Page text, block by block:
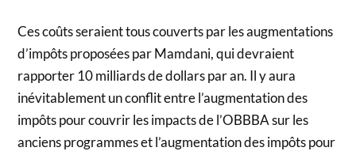
Ces coûts seraient tous couverts par les augmentations
d’impôts proposées par Mamdani, qui devraient
rapporter 10 milliards de dollars par an. Il y aura
inévitablement un conflit entre l’augmentation des
impôts pour couvrir les impacts de l’OBBBA sur les
anciens programmes et l’augmentation des impôts pour